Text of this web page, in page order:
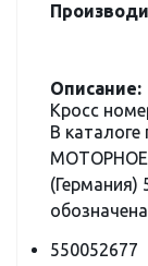
Описание:
Кросс
В
МОТОРНОЕ
(Германия)
550052677